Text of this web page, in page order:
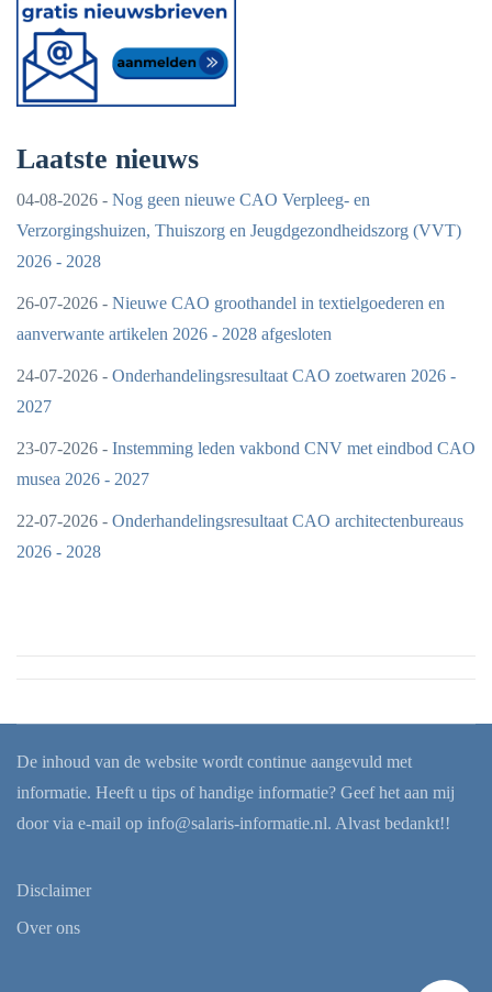
Laatste nieuws
04-08-2026 - Nog geen nieuwe CAO Verpleeg- en
Verzorgingshuizen, Thuiszorg en Jeugdgezondheidszorg (VVT)
2026 - 2028
26-07-2026 - Nieuwe CAO groothandel in textielgoederen en
aanverwante artikelen 2026 - 2028 afgesloten
24-07-2026 - Onderhandelingsresultaat CAO zoetwaren 2026 -
2027
23-07-2026 - Instemming leden vakbond CNV met eindbod CAO
musea 2026 - 2027
22-07-2026 - Onderhandelingsresultaat CAO architectenbureaus
2026 - 2028
De inhoud van de website wordt continue aangevuld met
informatie. Heeft u tips of handige informatie? Geef het aan mij
door via e-mail op info@salaris-informatie.nl. Alvast bedankt!!
Disclaimer
Over ons